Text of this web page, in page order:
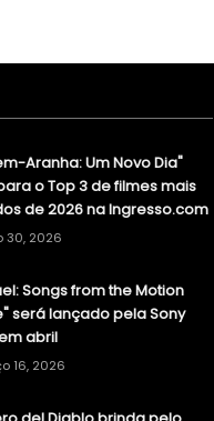
Aranha: Um Novo Dia"
o Top 3 de filmes mais
de 2026 na Ingresso.com
30, 2026
Songs from the Motion
será lançado pela Sony
abril
16, 2026